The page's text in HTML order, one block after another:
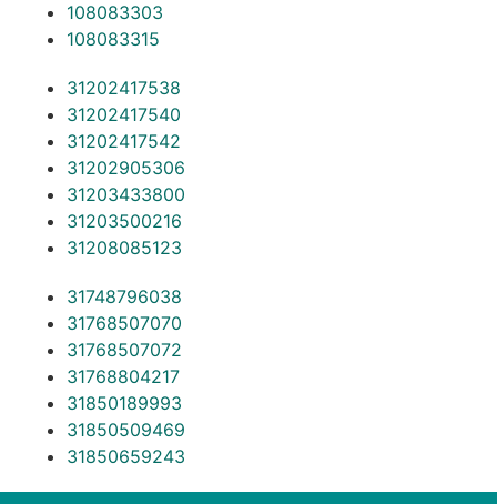
108083303
108083315
31202417538
31202417540
31202417542
31202905306
31203433800
31203500216
31208085123
31748796038
31768507070
31768507072
31768804217
31850189993
31850509469
31850659243